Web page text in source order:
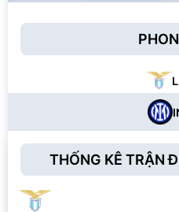
THỐNG KÊ TRẬN